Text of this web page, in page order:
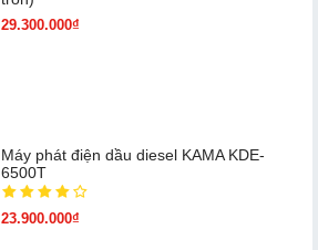
29.300.000₫
Máy phát điện dầu diesel KAMA KDE-
6500T
23.900.000₫